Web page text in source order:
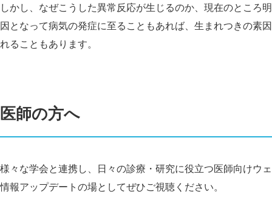
しかし、なぜこうした異常反応が生じるのか、現在のところ
因となって病気の発症に至ることもあれば、生まれつきの素
れることもあります。
医師の方へ
様々な学会と連携し、日々の診療・研究に役立つ医師向けウ
情報アップデートの場としてぜひご視聴ください。